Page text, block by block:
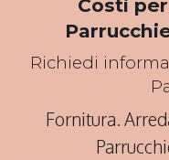
Costi
Richiedi
Fornitura.